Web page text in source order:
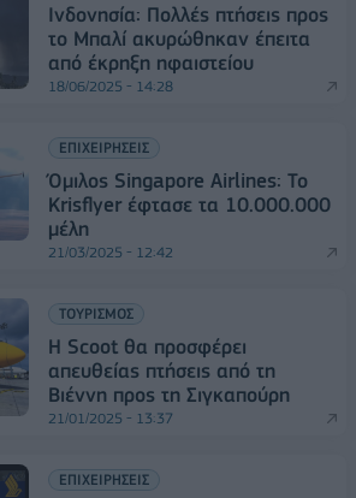
Ινδονησία: Πολλές πτήσεις προς
το Μπαλί ακυρώθηκαν έπειτα
από έκρηξη ηφαιστείου
18/06/2025 - 14:28
ΕΠΙΧΕΙΡΗΣΕΙΣ
Όμιλος Singapore Airlines: Το
Krisflyer έφτασε τα 10.000.000
μέλη
21/03/2025 - 12:42
ΤΟΥΡΙΣΜΟΣ
Η Scoot θα προσφέρει
απευθείας πτήσεις από τη
Βιέννη προς τη Σιγκαπούρη
21/01/2025 - 13:37
ΕΠΙΧΕΙΡΗΣΕΙΣ